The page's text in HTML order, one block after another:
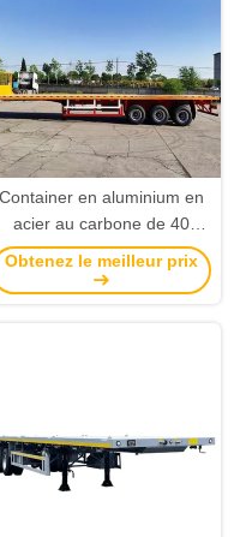
Container en aluminium en
acier au carbone de 40
pieds pour le transport de
plaques plates semi-
Obtenez le meilleur prix